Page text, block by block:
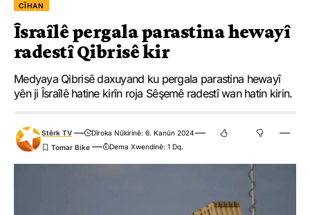
CÎHAN
Îsraîlê pergala parastina hewayî
radestî Qibrisê kir
Medyaya Qibrisê daxuyand ku pergala parastina hewayî
yên ji Îsraîlê hatine kirîn roja Sêşemê radestî wan hatin kirin.
Stêrk TV
Dîroka Nûkirinê: 6. Kanûn 2024
Dema Xwendinê: 1 Dq.